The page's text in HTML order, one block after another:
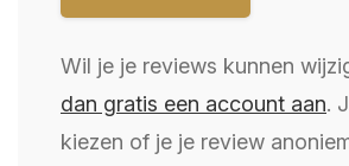
Wil je je reviews kunnen
dan gratis een account aan.
kiezen of je je review